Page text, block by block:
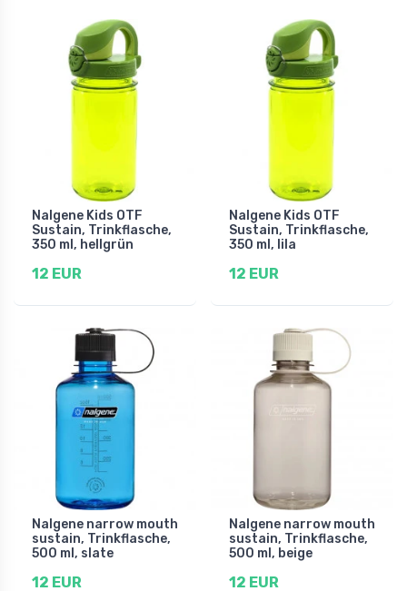
Nalgene Kids OTF
Sustain, Trinkflasche,
350 ml, hellgrün
12 EUR
Nalgene Kids OTF
Sustain, Trinkflasche,
350 ml, lila
12 EUR
Nalgene narrow mouth
sustain, Trinkflasche,
500 ml, slate
12 EUR
Nalgene narrow mouth
sustain, Trinkflasche,
500 ml, beige
12 EUR